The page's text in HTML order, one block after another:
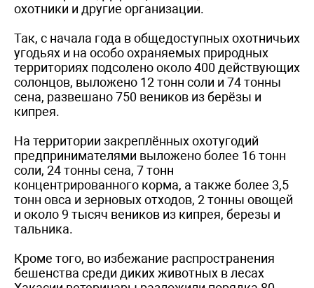
охотники и другие организации.
Так, с начала года в общедоступных охотничьих
угодьях и на особо охраняемых природных
территориях подсолено около 400 действующих
солонцов, выложено 12 тонн соли и 74 тонны
сена, развешано 750 веников из берёзы и
кипрея.
На территории закреплённых охотугодий
предпринимателями выложено более 16 тонн
соли, 24 тонны сена, 7 тонн
концентрированного корма, а также более 3,5
тонн овса и зерновых отходов, 2 тонны овощей
и около 9 тысяч веников из кипрея, березы и
тальника.
Кроме того, во избежание распространения
бешенства среди диких животных в лесах